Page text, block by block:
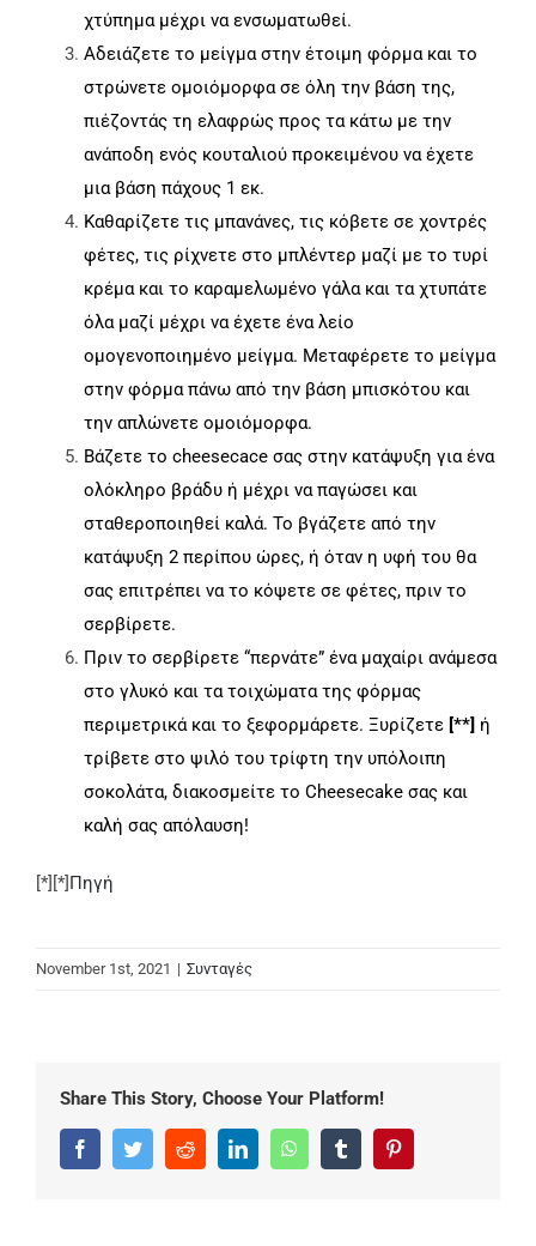
χτύπημα μέχρι να ενσωματωθεί.
Αδειάζετε το μείγμα στην έτοιμη φόρμα και το
στρώνετε ομοιόμορφα σε όλη την βάση της,
πιέζοντάς τη ελαφρώς προς τα κάτω με την
ανάποδη ενός κουταλιού προκειμένου να έχετε
μια βάση πάχους 1 εκ.
Καθαρίζετε τις μπανάνες, τις κόβετε σε χοντρές
φέτες, τις ρίχνετε στο μπλέντερ μαζί με το τυρί
κρέμα και το καραμελωμένο γάλα και τα χτυπάτε
όλα μαζί μέχρι να έχετε ένα λείο
ομογενοποιημένο μείγμα. Μεταφέρετε το μείγμα
στην φόρμα πάνω από την βάση μπισκότου και
την απλώνετε ομοιόμορφα.
Βάζετε το cheesecace σας στην κατάψυξη για ένα
ολόκληρο βράδυ ή μέχρι να παγώσει και
σταθεροποιηθεί καλά. Το βγάζετε από την
κατάψυξη 2 περίπου ώρες, ή όταν η υφή του θα
σας επιτρέπει να το κόψετε σε φέτες, πριν το
σερβίρετε.
Πριν το σερβίρετε “περνάτε” ένα μαχαίρι ανάμεσα
στο γλυκό και τα τοιχώματα της φόρμας
περιμετρικά και το ξεφορμάρετε. Ξυρίζετε [**] ή
τρίβετε στο ψιλό του τρίφτη την υπόλοιπη
σοκολάτα, διακοσμείτε το Cheesecake σας και
καλή σας απόλαυση!
[*][*] Πηγή
November 1st, 2021 | Συνταγές
Share This Story, Choose Your Platform!
FacebookTwitterRedditLinkedInWhatsAppTumblr